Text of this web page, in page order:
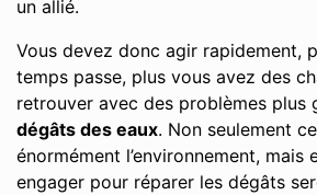
un allié.
Vous devez donc agir rapidement,
temps passe, plus vous avez des
retrouver avec des problèmes plus
dégâts des eaux. Non seulement
énormément l’environnement, mais
engager pour réparer les dégâts